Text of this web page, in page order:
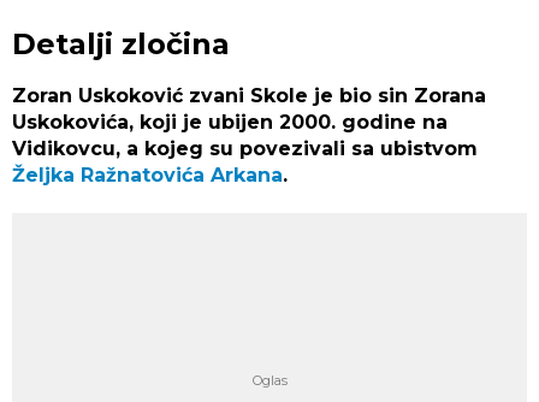
Detalji zločina
Zoran Uskoković zvani Skole je bio sin Zorana
Uskokovića, koji je ubijen 2000. godine na
Vidikovcu, a kojeg su povezivali sa ubistvom
Željka Ražnatovića Arkana.